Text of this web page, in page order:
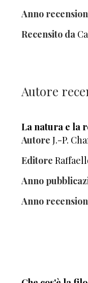
Anno
Recensito da
Autore
La natura e la
Autore J.-P.
Editore
Anno
Anno